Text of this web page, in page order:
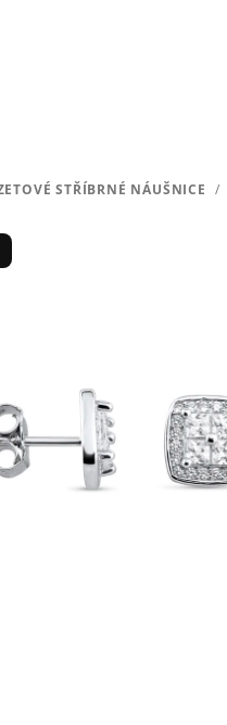
STŘÍBRNÉ NÁUŠNICE /